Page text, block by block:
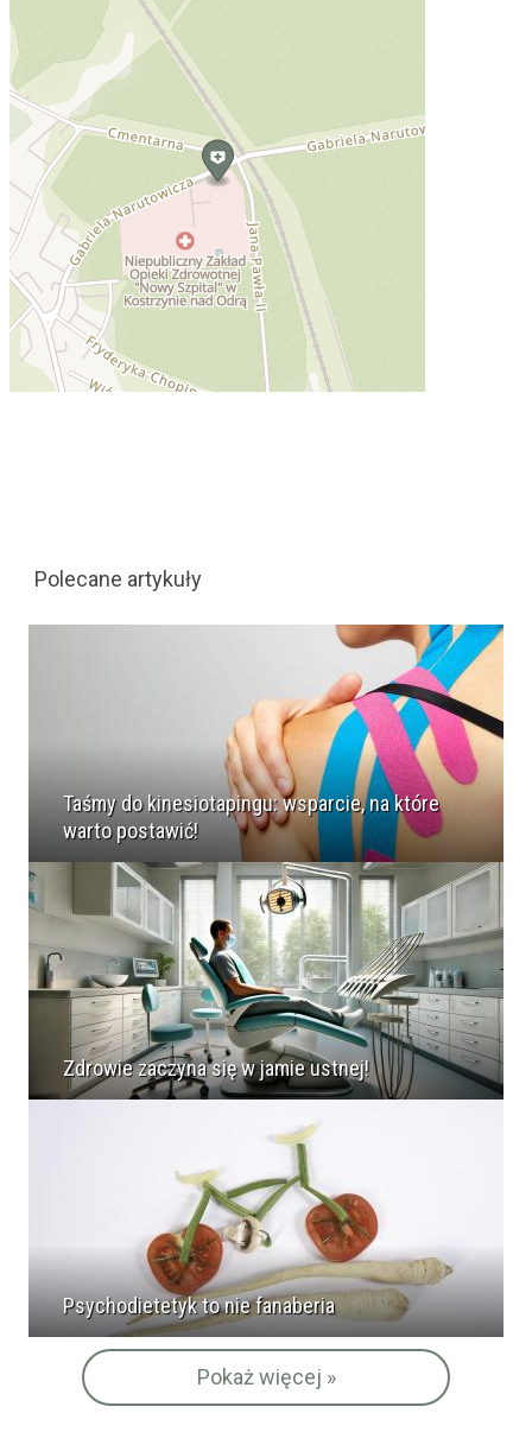
Polecane artykuły
Taśmy do kinesiotapingu: wsparcie, na które
warto postawić!
Zdrowie zaczyna się w jamie ustnej!
Psychodietetyk to nie fanaberia
Pokaż więcej »